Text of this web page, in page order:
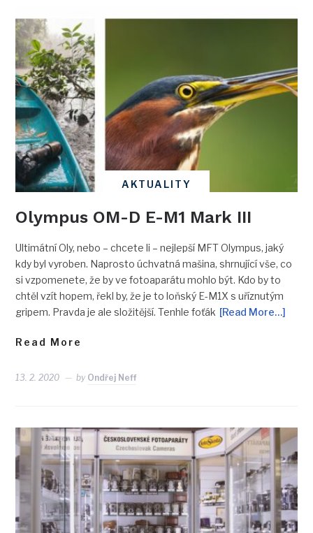
AKTUALITY
Olympus OM-D E-M1 Mark III
Ultimátní Oly, nebo – chcete li – nejlepší MFT Olympus, jaký
kdy byl vyroben. Naprosto úchvatná mašina, shrnující vše, co
si vzpomenete, že by ve fotoaparátu mohlo být. Kdo by to
chtěl vzít hopem, řekl by, že je to loňský E-M1X s uříznutým
gripem. Pravda je ale složitější. Tenhle foťák [Read More…]
Read More
13. 2. 2020 by Ondřej Neff